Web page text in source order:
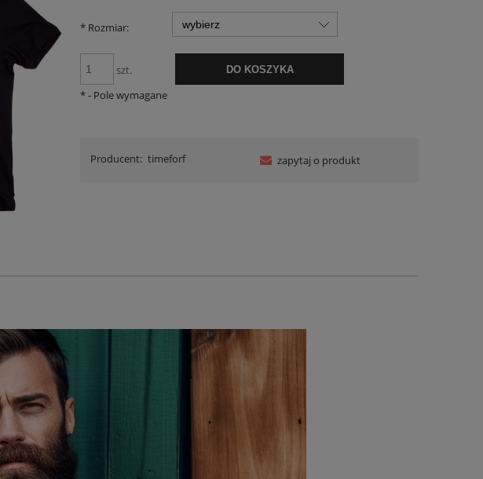
* Rozmiar:
szt. DO KOSZYKA
*- Pole wymagane
Producent: timeforf zapytaj o produkt